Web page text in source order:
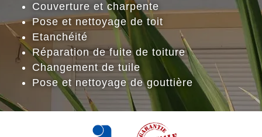
Couverture et charpente
Pose et nettoyage de toit
Etanchéité
Réparation de fuite de toiture
Changement de tuile
Pose et nettoyage de gouttière